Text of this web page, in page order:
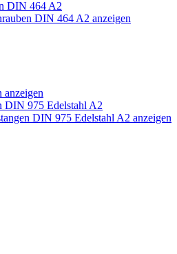
DIN 464 A2
DIN 464 A2 anzeigen
anzeigen
DIN 975 Edelstahl A2
DIN 975 Edelstahl A2 anzeigen